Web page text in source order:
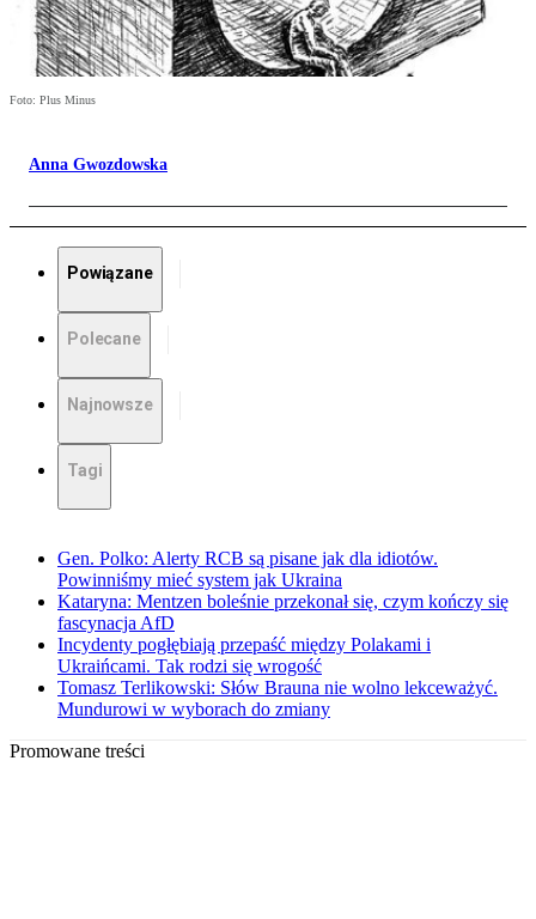
Foto: Plus Minus
Anna Gwozdowska
Powiązane
Polecane
Najnowsze
Tagi
Gen. Polko: Alerty RCB są pisane jak dla idiotów.
Powinniśmy mieć system jak Ukraina
Kataryna: Mentzen boleśnie przekonał się, czym kończy się
fascynacja AfD
Incydenty pogłębiają przepaść między Polakami i
Ukraińcami. Tak rodzi się wrogość
Tomasz Terlikowski: Słów Brauna nie wolno lekceważyć.
Mundurowi w wyborach do zmiany
Promowane treści